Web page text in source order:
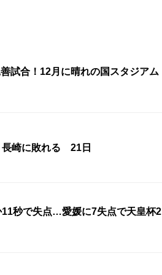
試合！12月に晴れの国スタジアム
長崎に敗れる 21日
秒で失点…愛媛に7失点で天皇杯2